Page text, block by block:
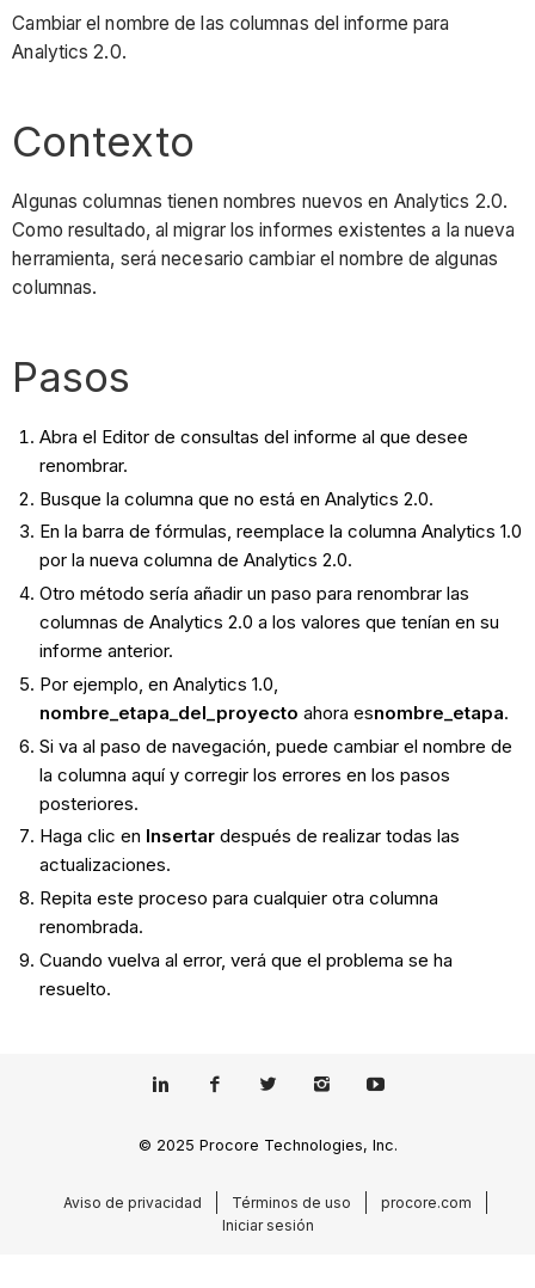
Cambiar el nombre de las columnas del informe para
Analytics 2.0.
Contexto
Algunas columnas tienen nombres nuevos en Analytics 2.0.
Como resultado, al migrar los informes existentes a la nueva
herramienta, será necesario cambiar el nombre de algunas
columnas.
Pasos
Abra el Editor de consultas del informe al que desee
renombrar.
Busque la columna que no está en Analytics 2.0.
En la barra de fórmulas, reemplace la columna Analytics 1.0
por la nueva columna de Analytics 2.0.
Otro método sería añadir un paso para renombrar las
columnas de Analytics 2.0 a los valores que tenían en su
informe anterior.
Por ejemplo, en Analytics 1.0,
nombre_etapa_del_proyecto ahora esnombre_etapa.
Si va al paso de navegación, puede cambiar el nombre de
la columna aquí y corregir los errores en los pasos
posteriores.
Haga clic en Insertardespués de realizar todas las
actualizaciones.
Repita este proceso para cualquier otra columna
renombrada.
Cuando vuelva al error, verá que el problema se ha
resuelto.
© 2025 Procore Technologies, Inc.
Aviso de privacidad Términos de uso
procore.com
Iniciar sesión